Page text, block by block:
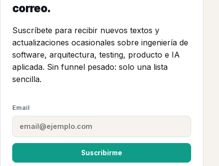
correo.
Suscríbete para recibir nuevos textos y
actualizaciones ocasionales sobre ingeniería de
software, arquitectura, testing, producto e IA
aplicada. Sin funnel pesado: solo una lista
sencilla.
Email
Suscribirme